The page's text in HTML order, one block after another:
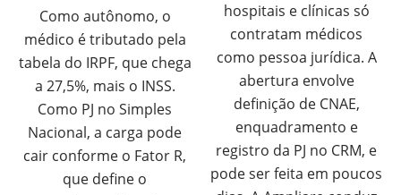
Como autônomo, o
médico é tributado pela
tabela do IRPF, que chega
a 27,5%, mais o INSS.
Como PJ no Simples
Nacional, a carga pode
cair conforme o Fator R,
que define o
hospitais e clínicas só
contratam médicos
como pessoa jurídica. A
abertura envolve
definição de CNAE,
enquadramento e
registro da PJ no CRM, e
pode ser feita em poucos